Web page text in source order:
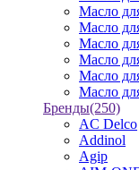
Масло
Масло
Масло
Масло
Масло
Масло
Бренды(250)
AC Delco
Addinol
Agip